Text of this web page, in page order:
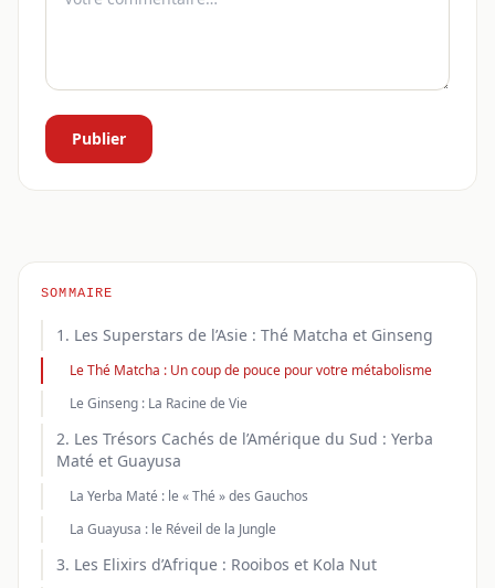
Publier
SOMMAIRE
1. Les Superstars de l’Asie : Thé Matcha et Ginseng
Le Thé Matcha : Un coup de pouce pour votre métabolisme
Le Ginseng : La Racine de Vie
2. Les Trésors Cachés de l’Amérique du Sud : Yerba
Maté et Guayusa
La Yerba Maté : le « Thé » des Gauchos
La Guayusa : le Réveil de la Jungle
3. Les Elixirs d’Afrique : Rooibos et Kola Nut